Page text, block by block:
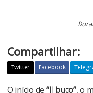
Compartilhar:
Twitter Facebook
IO início de “Il buco”, o